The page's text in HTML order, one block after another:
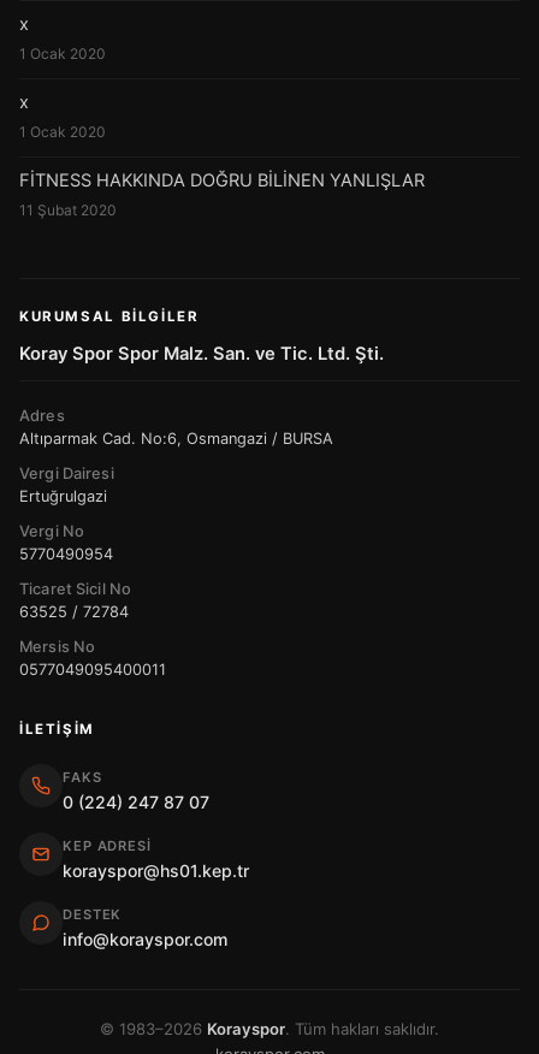
x
1 Ocak 2020
x
1 Ocak 2020
FİTNESS HAKKINDA DOĞRU BİLİNEN YANLIŞLAR
11 Şubat 2020
KURUMSAL BILGILER
Koray Spor Spor Malz. San. ve Tic. Ltd. Şti.
Adres
Altıparmak Cad. No:6, Osmangazi / BURSA
Vergi Dairesi
Ertuğrulgazi
Vergi No
5770490954
Ticaret Sicil No
63525 / 72784
Mersis No
0577049095400011
İLETIŞIM
FAKS
0 (224) 247 87 07
KEP ADRESI
korayspor@hs01.kep.tr
DESTEK
info@korayspor.com
© 1983–2026 Korayspor. Tüm hakları saklıdır.